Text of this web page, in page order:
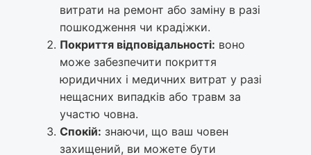
витрати на ремонт або заміну в разі
пошкодження чи крадіжки.
Покриття відповідальності: воно
може забезпечити покриття
юридичних і медичних витрат у разі
нещасних випадків або травм за
участю човна.
Спокій: знаючи, що ваш човен
захищений, ви можете бути